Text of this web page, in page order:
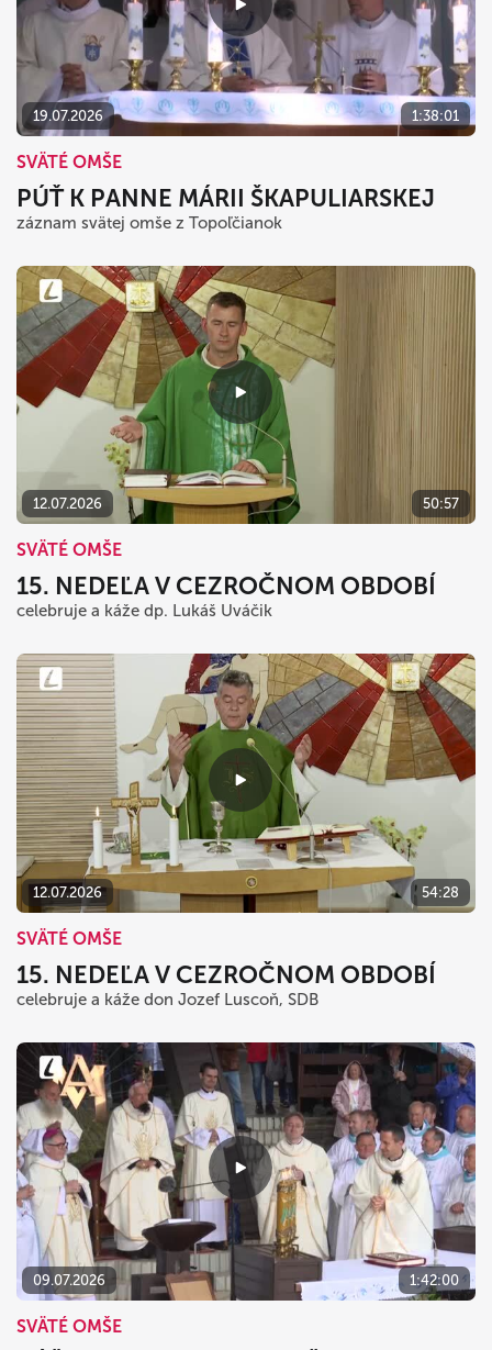
19.07.2026 1:38:01
SVÄTÉ OMŠE
PÚŤ K PANNE MÁRII ŠKAPULIARSKEJ
záznam svätej omše z Topoľčianok
12.07.2026 50:57
SVÄTÉ OMŠE
15. NEDEĽA V CEZROČNOM OBDOBÍ
celebruje a káže dp. Lukáš Uváčik
12.07.2026 54:28
SVÄTÉ OMŠE
15. NEDEĽA V CEZROČNOM OBDOBÍ
celebruje a káže don Jozef Luscoň, SDB
09.07.2026 1:42:00
SVÄTÉ OMŠE